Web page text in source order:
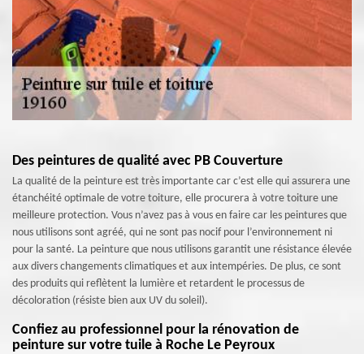
Des peintures de qualité avec PB Couverture
La qualité de la peinture est très importante car c’est elle qui assurera une
étanchéité optimale de votre toiture, elle procurera à votre toiture une
meilleure protection. Vous n’avez pas à vous en faire car les peintures que
nous utilisons sont agréé, qui ne sont pas nocif pour l’environnement ni
pour la santé. La peinture que nous utilisons garantit une résistance élevée
aux divers changements climatiques et aux intempéries. De plus, ce sont
des produits qui reflètent la lumière et retardent le processus de
décoloration (résiste bien aux UV du soleil).
Confiez au professionnel pour la rénovation de
peinture sur votre tuile à Roche Le Peyroux